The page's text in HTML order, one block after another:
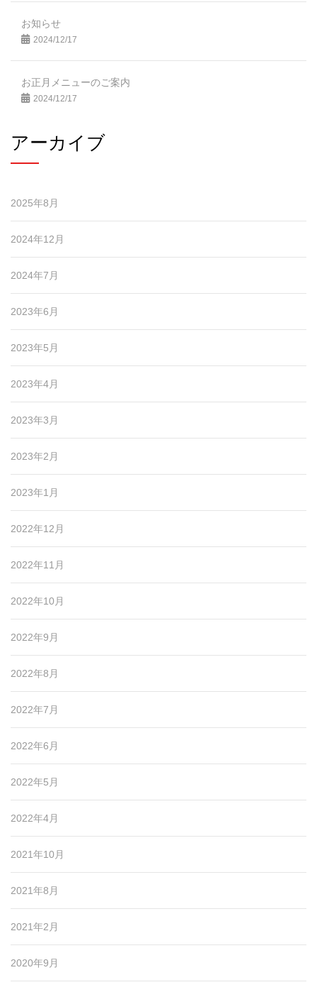
お知らせ
2024/12/17
お正月メニューのご案内
2024/12/17
アーカイブ
2025年8月
2024年12月
2024年7月
2023年6月
2023年5月
2023年4月
2023年3月
2023年2月
2023年1月
2022年12月
2022年11月
2022年10月
2022年9月
2022年8月
2022年7月
2022年6月
2022年5月
2022年4月
2021年10月
2021年8月
2021年2月
2020年9月